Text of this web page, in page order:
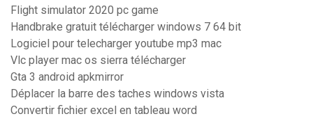
Flight simulator 2020 pc game
Handbrake gratuit télécharger windows 7 64 bit
Logiciel pour telecharger youtube mp3 mac
Vlc player mac os sierra télécharger
Gta 3 android apkmirror
Déplacer la barre des taches windows vista
Convertir fichier excel en tableau word